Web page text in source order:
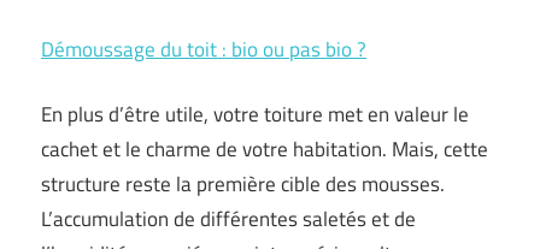
Démoussage du toit : bio ou pas bio ?
En plus d’être utile, votre toiture met en valeur le
cachet et le charme de votre habitation. Mais, cette
structure reste la première cible des mousses.
L’accumulation de différentes saletés et de